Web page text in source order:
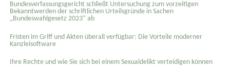
Bundesverfassungsgericht schließt Untersuchung zum vorzeitigen
Bekanntwerden der schriftlichen Urteilsgründe in Sachen
„Bundeswahlgesetz 2023“ ab
Fristen im Griff und Akten überall verfügbar: Die Vorteile moderner
Kanzleisoftware
Ihre Rechte und wie Sie sich bei einem Sexual­delikt verteidigen können